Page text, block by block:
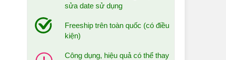
sửa date sử dụng
Freeship trên toàn quốc (có điều
kiện)
Công dụng, hiệu quả có thể thay